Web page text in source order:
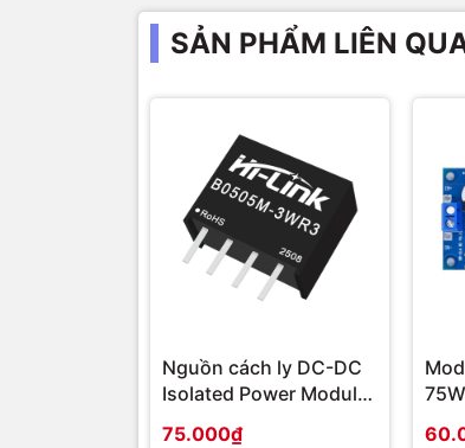
SẢN PHẨM LIÊN
Nguồn cách ly DC-DC
Isolated Power Module
75.000₫